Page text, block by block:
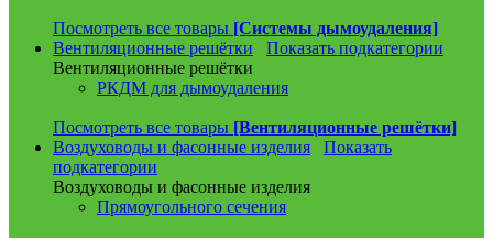
Посмотреть все товары [Системы дымоудаления]
Вентиляционные решётки
Показать подкатегории
Вентиляционные решётки
РКДМ для дымоудаления
Посмотреть все товары [Вентиляционные решётки]
Воздуховоды и фасонные изделия
Показать
подкатегории
Воздуховоды и фасонные изделия
Прямоугольного сечения